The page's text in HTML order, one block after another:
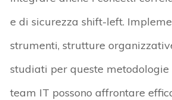
e di sicurezza shift-left.
strumenti, strutture
studiati per queste metodologie
team IT possono affrontare